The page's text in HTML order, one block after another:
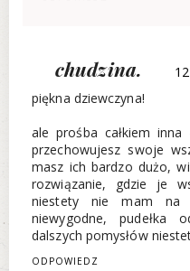
chudzina.
piękna dziewczyna!
ale prośba całkiem
przechowujesz swoje
masz ich bardzo dużo,
rozwiązanie, gdzie je
niestety nie mam na
niewygodne, pudełka
dalszych pomysłów
ODPOWIEDZ